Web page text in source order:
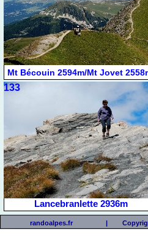
randoalpes.fr | Copyright
Lancebranlette 2936m
Mt Bécouin 2594m/Mt Jovet
133